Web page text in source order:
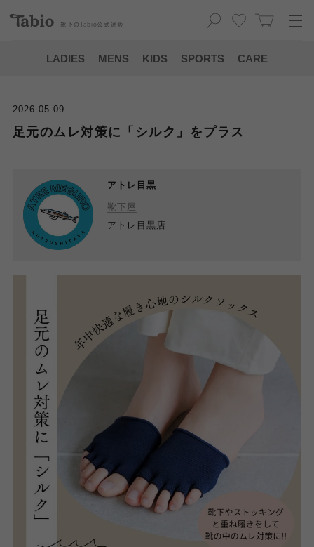
靴下の Tabio 公式通販
LADIES MENS KIDS SPORTS CARE
2026.05.09
足元のムレ対策に「シルク」をプラス
アトレ目黒
靴下屋
アトレ目黒店